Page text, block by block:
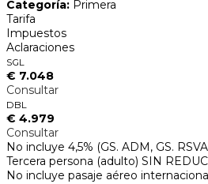
Categoría: Primera
Tarifa
Impuestos
Aclaraciones
SGL
€ 7.048
Consultar
DBL
€ 4.979
Consultar
No incluye 4,5% (GS. ADM, GS.
Tercera persona (adulto) SIN
No incluye pasaje aéreo internacional